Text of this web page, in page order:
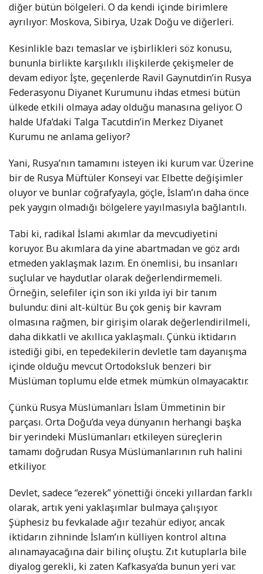
diğer bütün bölgeleri. O da kendi içinde birimlere
ayrılıyor: Moskova, Sibirya, Uzak Doğu ve diğerleri.
Kesinlikle bazı temaslar ve işbirlikleri söz konusu,
bununla birlikte karşılıklı ilişkilerde çekişmeler de
devam ediyor. İşte, geçenlerde Ravil Gaynutdin’in Rusya
Federasyonu Diyanet Kurumunu ihdas etmesi bütün
ülkede etkili olmaya aday olduğu manasına geliyor. O
halde Ufa’daki Talga Tacutdin’in Merkez Diyanet
Kurumu ne anlama geliyor?
Yani, Rusya’nın tamamını isteyen iki kurum var. Üzerine
bir de Rusya Müftüler Konseyi var. Elbette değişimler
oluyor ve bunlar coğrafyayla, göçle, İslam’ın daha önce
pek yaygın olmadığı bölgelere yayılmasıyla bağlantılı.
Tabi ki, radikal İslami akımlar da mevcudiyetini
koruyor. Bu akımlara da yine abartmadan ve göz ardı
etmeden yaklaşmak lazım. En önemlisi, bu insanları
suçlular ve haydutlar olarak değerlendirmemeli.
Örneğin, selefiler için son iki yılda iyi bir tanım
bulundu: dini alt-kültür. Bu çok geniş bir kavram
olmasına rağmen, bir girişim olarak değerlendirilmeli,
daha dikkatli ve akıllıca yaklaşmalı. Çünkü iktidarın
istediği gibi, en tepedekilerin devletle tam dayanışma
içinde olduğu mevcut Ortodoksluk benzeri bir
Müslüman toplumu elde etmek mümkün olmayacaktır.
Çünkü Rusya Müslümanları İslam Ümmetinin bir
parçası. Orta Doğu’da veya dünyanın herhangi başka
bir yerindeki Müslümanları etkileyen süreçlerin
tamamı doğrudan Rusya Müslümanlarının ruh halini
etkiliyor.
Devlet, sadece “ezerek” yönettiği önceki yıllardan farklı
olarak, artık yeni yaklaşımlar bulmaya çalışıyor.
Şüphesiz bu fevkalade ağır tezahür ediyor, ancak
iktidarın zihninde İslam’ın külliyen kontrol altına
alınamayacağına dair bilinç oluştu. Zıt kutuplarla bile
diyalog gerekli, ki zaten Kafkasya’da bunun yeri var.